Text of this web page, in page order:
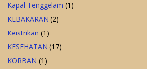
Kapal Tenggelam (1)
KEBAKARAN (2)
Keistrikan (1)
KESEHATAN (17)
KORBAN (1)